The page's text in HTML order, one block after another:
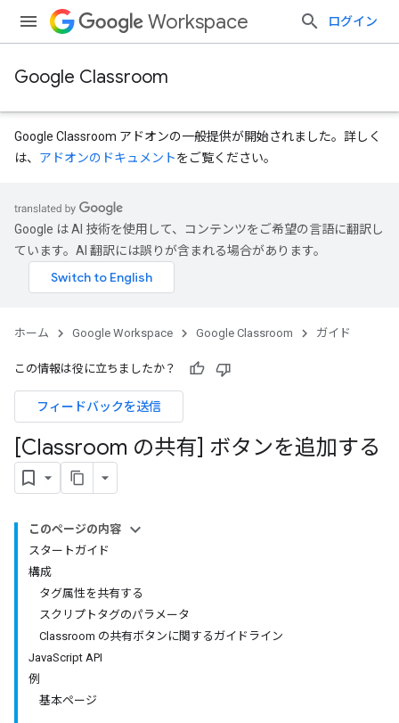
Workspace ログイン
Google Classroom
Google Classroom アドオンの一般提供が開始されました。詳しく
は、 アドオンのドキュメントをご覧ください。
Google は AI 技術を使用して、コンテンツをご希望の言語に翻訳し
ています。AI 翻訳には誤りが含まれる場合があります。
ホーム Google Workspace Google Classroom ガイド
この情報は役に立ちましたか？
フィードバックを送信
[Classroom の共有] ボタンを追加する
このページの内容
スタートガイド
構成
タグ属性を共有する
スクリプトタグのパラメータ
Classroom の共有ボタンに関するガイドライン
JavaScript API
例
基本ページ